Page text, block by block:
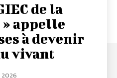
de la
appelle
à devenir
vivant
2026